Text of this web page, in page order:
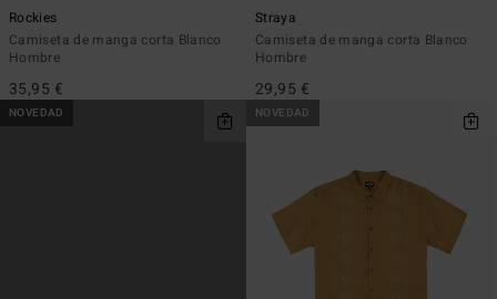
Rockies
Camiseta de manga corta Blanco
Hombre
35,95 €
Straya
Camiseta de manga corta Blanco
Hombre
29,95 €
NOVEDAD NOVEDAD